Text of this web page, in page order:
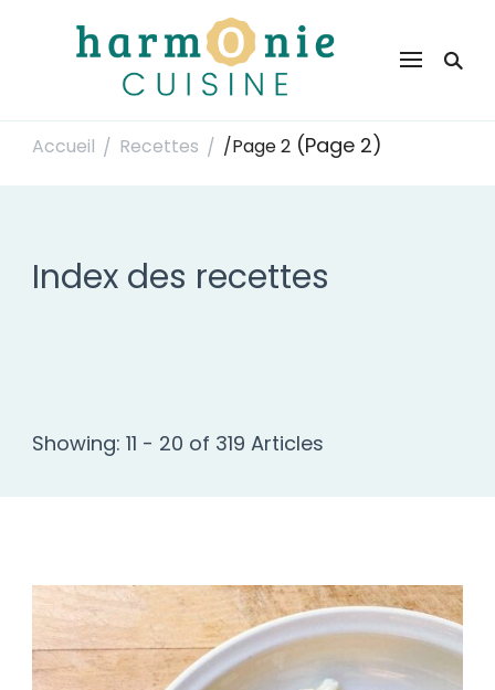
Harmonie Cuisine
Accueil / Recettes / /Page 2 (Page 2)
Index des recettes
Showing: 11 - 20 of 319 Articles